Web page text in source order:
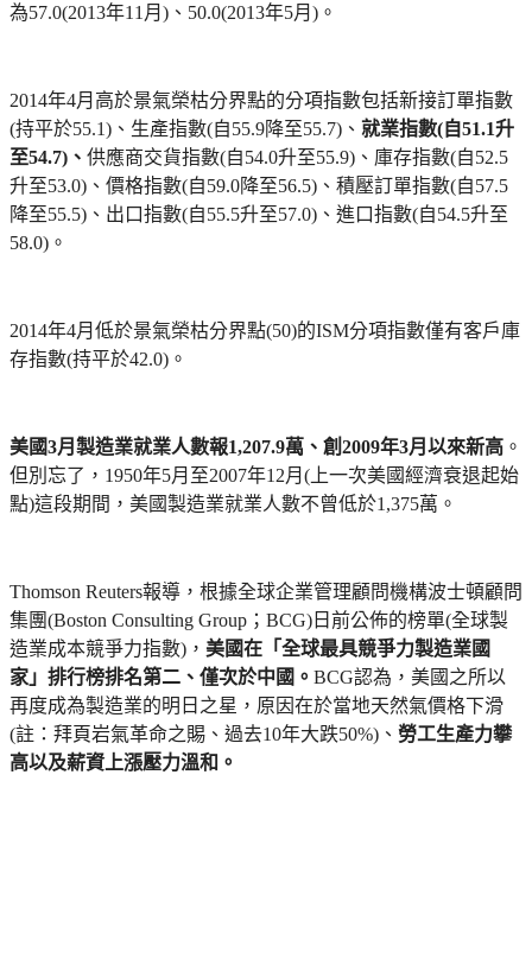
為57.0(2013年11月)、50.0(2013年5月)。
2014年4月高於景氣榮枯分界點的分項指數包括新接訂單指數
(持平於55.1)、生產指數(自55.9降至55.7)、 就業指數(自51.1升
至54.7)、 供應商交貨指數(自54.0升至55.9)、庫存指數(自52.5
升至53.0)、價格指數(自59.0降至56.5)、積壓訂單指數(自57.5
降至55.5)、出口指數(自55.5升至57.0)、進口指數(自54.5升至
58.0)。
2014年4月低於景氣榮枯分界點(50)的ISM分項指數僅有客戶庫
存指數(持平於42.0)。
美國3月製造業就業人數報1,207.9萬、創2009年3月以來新高 。
但別忘了，1950年5月至2007年12月(上一次美國經濟衰退起始
點)這段期間，美國製造業就業人數不曾低於1,375萬。
Thomson Reuters報導，根據全球企業管理顧問機構波士頓顧問
集團(Boston Consulting Group；BCG)日前公佈的榜單(全球製
造業成本競爭力指數)， 美國在「全球最具競爭力製造業國
家」排行榜排名第二、僅次於中國。 BCG認為，美國之所以
再度成為製造業的明日之星，原因在於當地天然氣價格下滑
(註：拜頁岩氣革命之賜、過去10年大跌50%)、 勞工生產力攀
高以及薪資上漲壓力溫和。